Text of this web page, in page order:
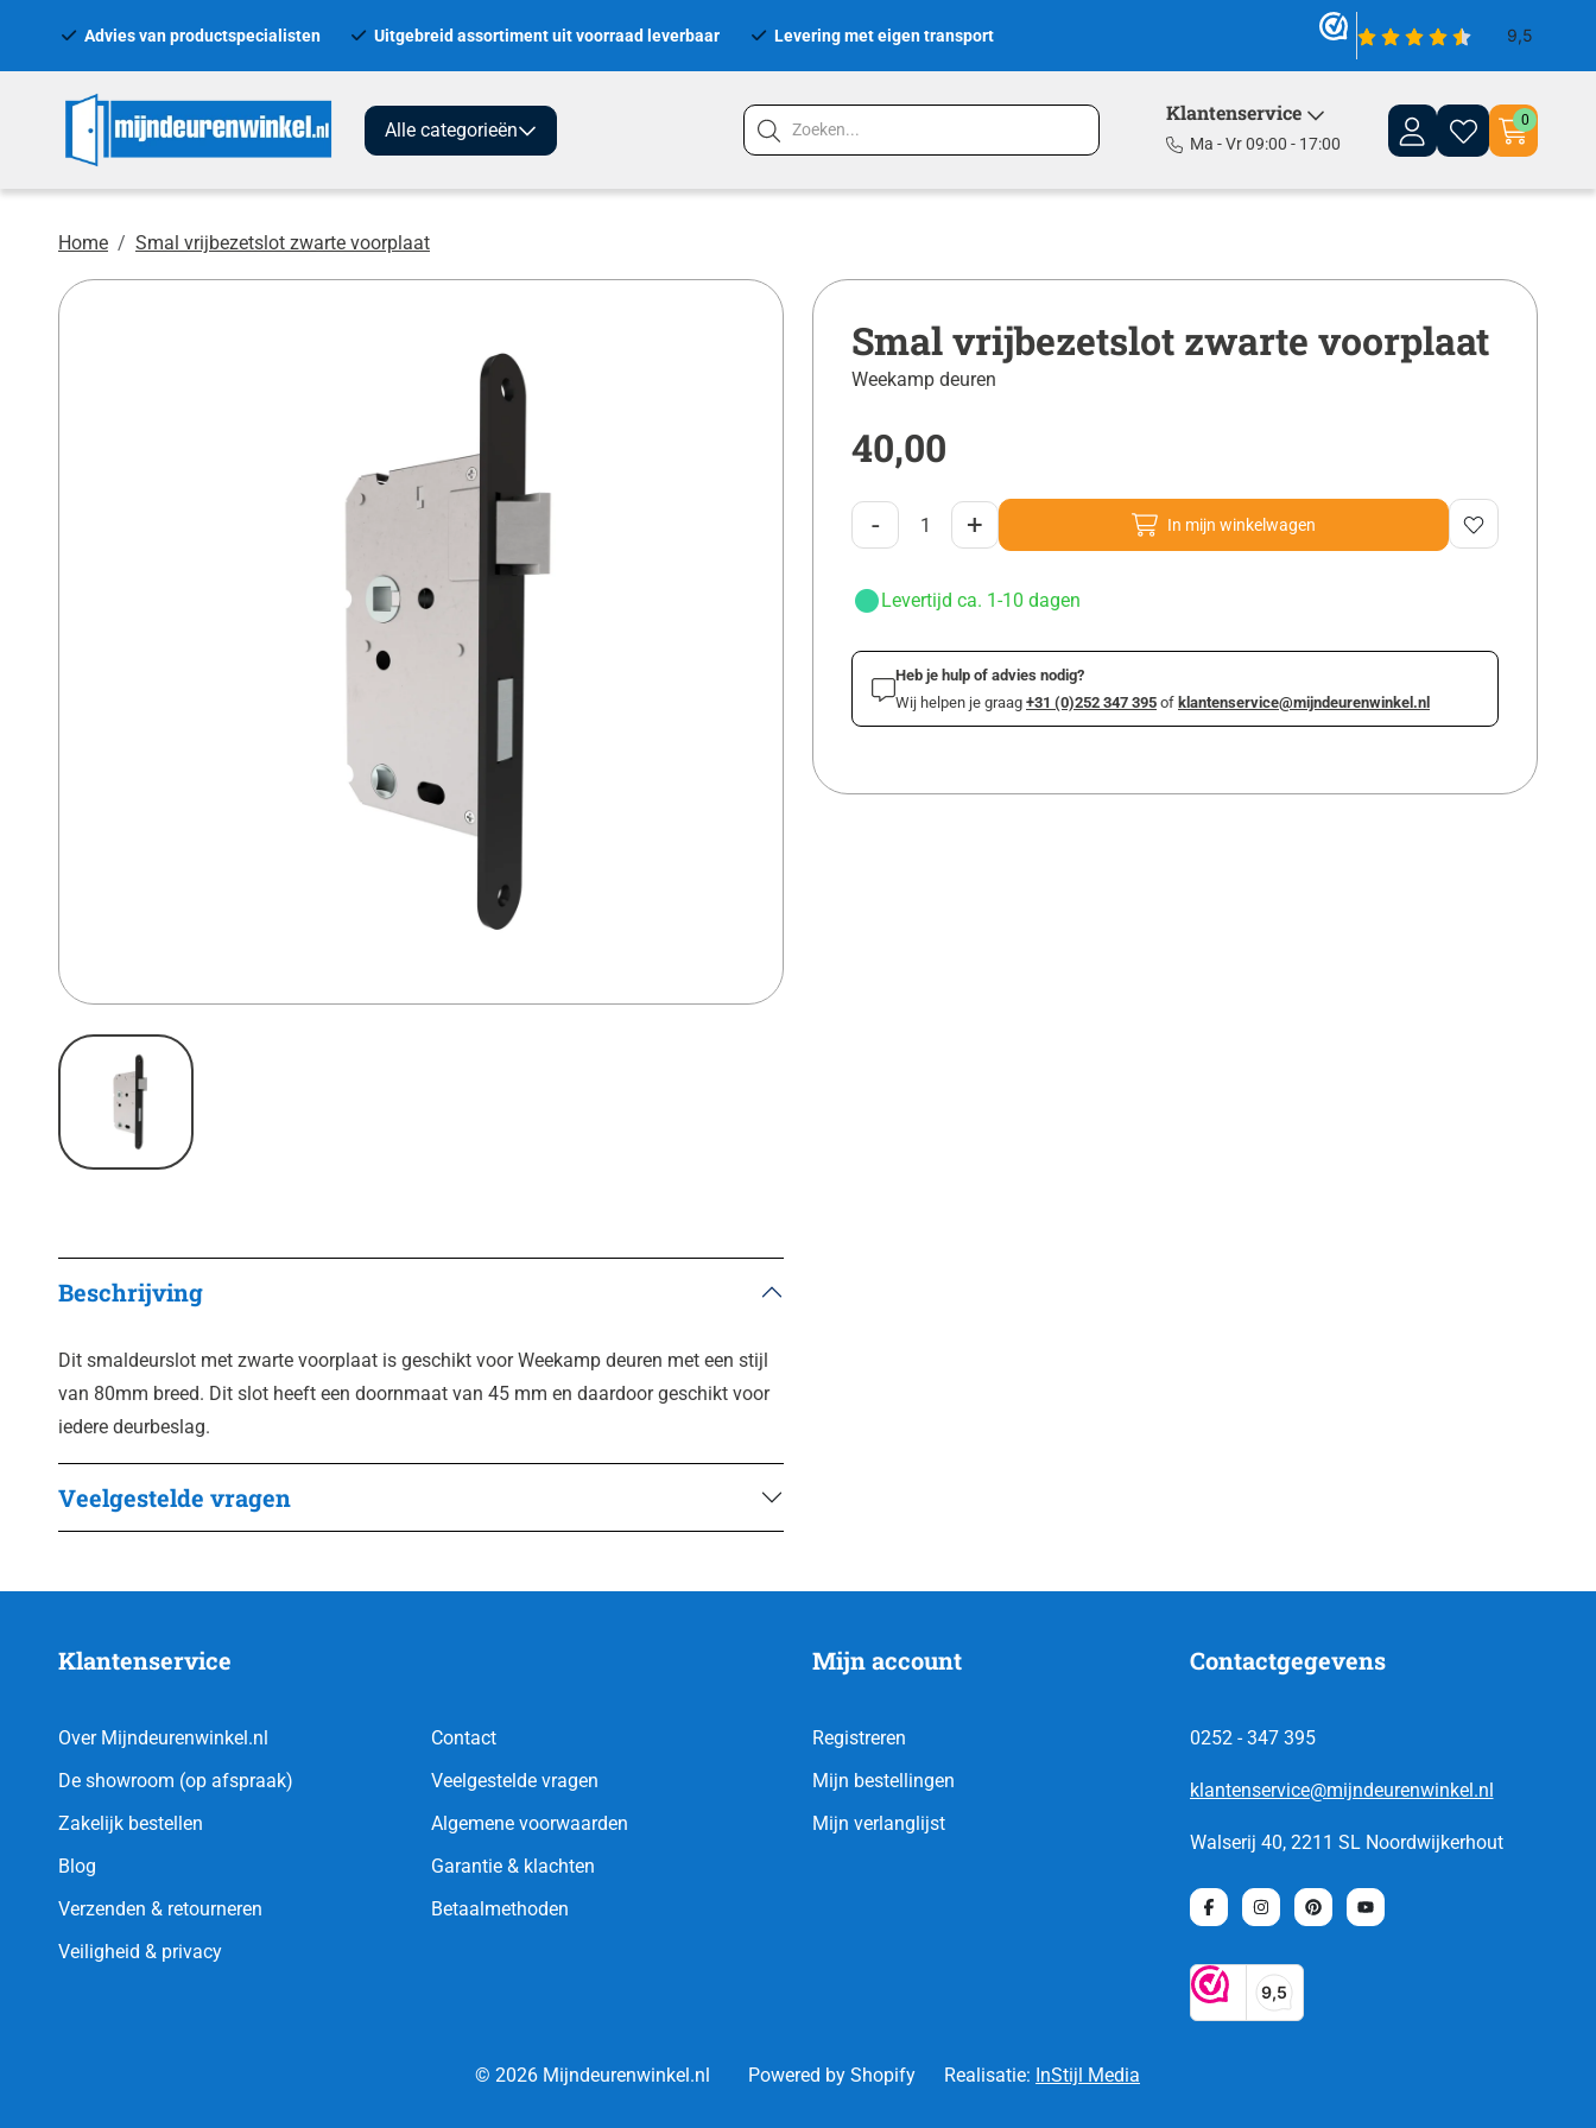
Advies van productspecialisten Uitgebreid assortiment uit voorraad leverbaar Levering met eigen transport
Alle categorieën
Klantenservice
Ma - Vr 09:00 - 17:00
0
Home Smal vrijbezetslot zwarte voorplaat
Beschrijving
Dit smaldeurslot met zwarte voorplaat is geschikt voor Weekamp deuren met een stijl
van 80mm breed. Dit slot heeft een doornmaat van 45 mm en daardoor geschikt voor
iedere deurbeslag.
Veelgestelde vragen
Smal vrijbezetslot zwarte voorplaat
Weekamp deuren
40,00
- + In mijn winkelwagen
Levertijd ca. 1-10 dagen
Heb je hulp of advies nodig?
Wij helpen je graag +31 (0)252 347 395 of klantenservice@mijndeurenwinkel.nl
Klantenservice
Over Mijndeurenwinkel.nl
De showroom (op afspraak)
Zakelijk bestellen
Blog
Verzenden & retourneren
Veiligheid & privacy
Contact
Veelgestelde vragen
Algemene voorwaarden
Garantie & klachten
Betaalmethoden
Mijn account
Registreren
Mijn bestellingen
Mijn verlanglijst
Contactgegevens
0252 - 347 395
klantenservice@mijndeurenwinkel.nl
Walserij 40, 2211 SL Noordwijkerhout
© 2026 Mijndeurenwinkel.nl Powered by Shopify Realisatie: InStijl Media